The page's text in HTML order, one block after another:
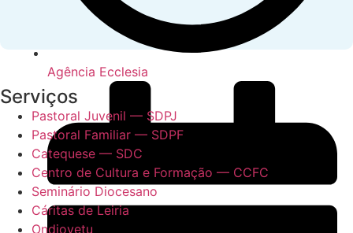
Agência Ecclesia
Serviços
Pastoral Juvenil — SDPJ
Pastoral Familiar — SDPF
Catequese — SDC
Centro de Cultura e Formação — CCFC
Seminário Diocesano
Cáritas de Leiria
Ondjoyetu